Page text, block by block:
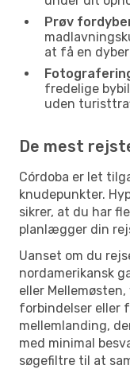
Prøv
at få en
fredelige
uden
De mest
Córdoba er let
knudepunkter.
sikrer, at du har
planlægger din
Uanset om du
nordamerikansk
eller
forbindelser eller
mellemlanding,
med minimal
søgefiltre til at